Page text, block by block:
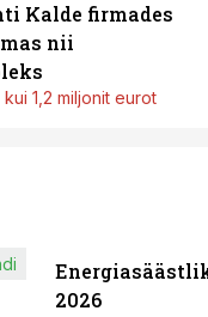
Kalde firmades
nii
1,2 miljonit eurot
2026